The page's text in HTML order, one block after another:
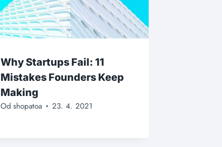
Why Startups Fail: 11
Mistakes Founders Keep
Making
Od shopatoa 23. 4. 2021